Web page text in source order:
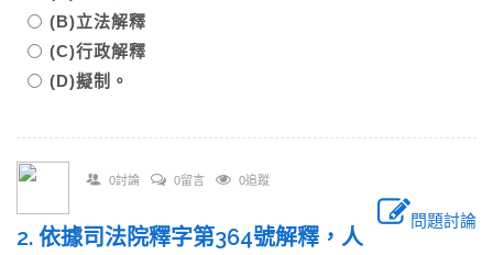
(B)立法解釋
(C)行政解釋
(D)擬制。
0討論 0留言 0追蹤
問題討論
2. 依據司法院釋字第364號解釋，人